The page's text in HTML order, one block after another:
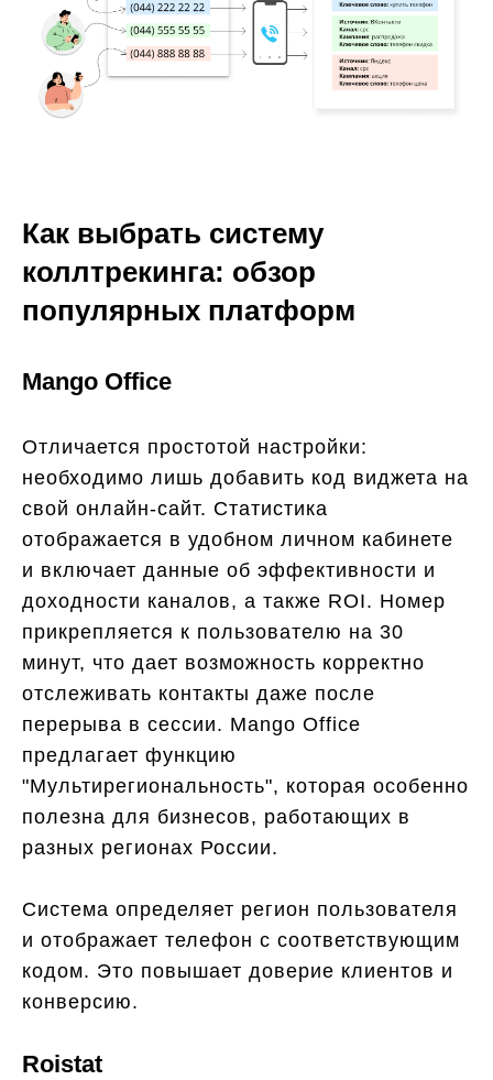
Как выбрать систему
коллтрекинга: обзор
популярных платформ
Mango Office
Отличается простотой настройки:
необходимо лишь добавить код виджета на
свой онлайн-сайт. Статистика
отображается в удобном личном кабинете
и включает данные об эффективности и
доходности каналов, а также ROI. Номер
прикрепляется к пользователю на 30
минут, что дает возможность корректно
отслеживать контакты даже после
перерыва в сессии. Mango Office
предлагает функцию
"Мультирегиональность", которая особенно
полезна для бизнесов, работающих в
разных регионах России.
Система определяет регион пользователя
и отображает телефон с соответствующим
кодом. Это повышает доверие клиентов и
конверсию.
Roistat